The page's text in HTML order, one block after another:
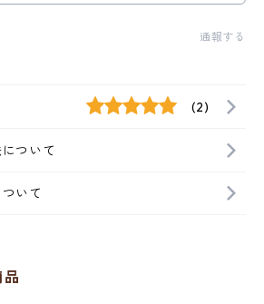
通報する
(2)
ついて
いて
品